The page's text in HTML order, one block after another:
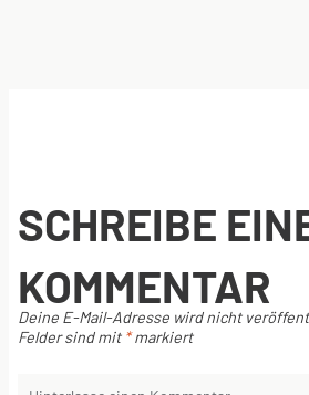
SCHREIBE
KOMMENTAR
Deine E-Mail-Adresse wird nicht
Felder sind mit *markiert